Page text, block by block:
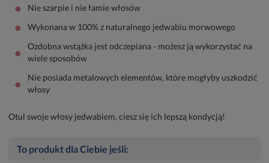
• Nie szarpie i nie łamie włosów
• Wykonana w 100% z naturalnego jedwabiu morwowego
•
Ozdobna wstążka jest odczepiana - możesz ją wykorzystać na
wiele sposobów
•
Nie posiada metalowych elementów, które mogłyby uszkodzić
włosy
Otul swoje włosy jedwabiem, ciesz się ich lepszą kondycją!
To produkt dla Ciebie jeśli: